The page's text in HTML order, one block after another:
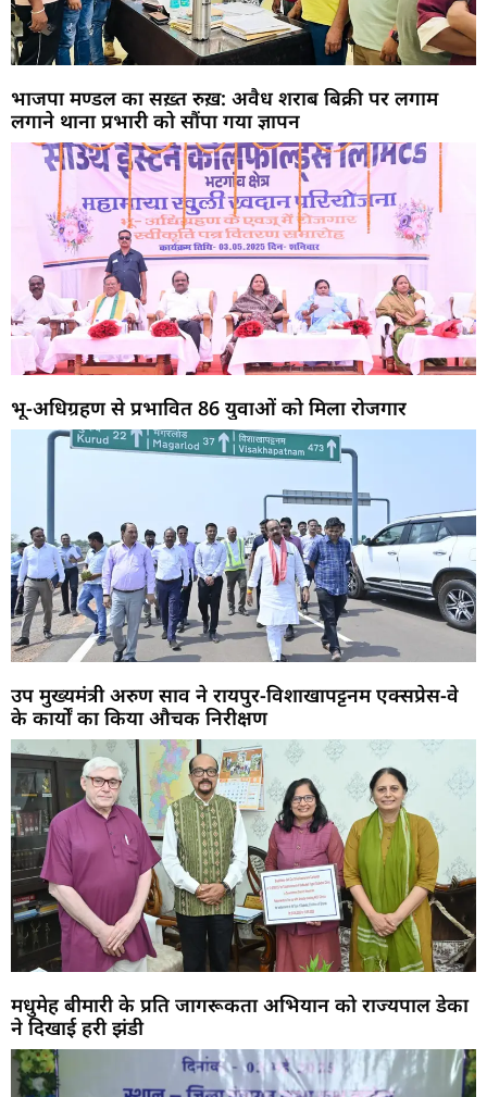
भाजपा मण्डल का सख़्त रुख़: अवैध शराब बिक्री पर लगाम
लगाने थाना प्रभारी को सौंपा गया ज्ञापन
भू-अधिग्रहण से प्रभावित 86 युवाओं को मिला रोजगार
उप मुख्यमंत्री अरुण साव ने रायपुर-विशाखापट्टनम एक्सप्रेस-वे
के कार्यों का किया औचक निरीक्षण
मधुमेह बीमारी के प्रति जागरूकता अभियान को राज्यपाल डेका
ने दिखाई हरी झंडी